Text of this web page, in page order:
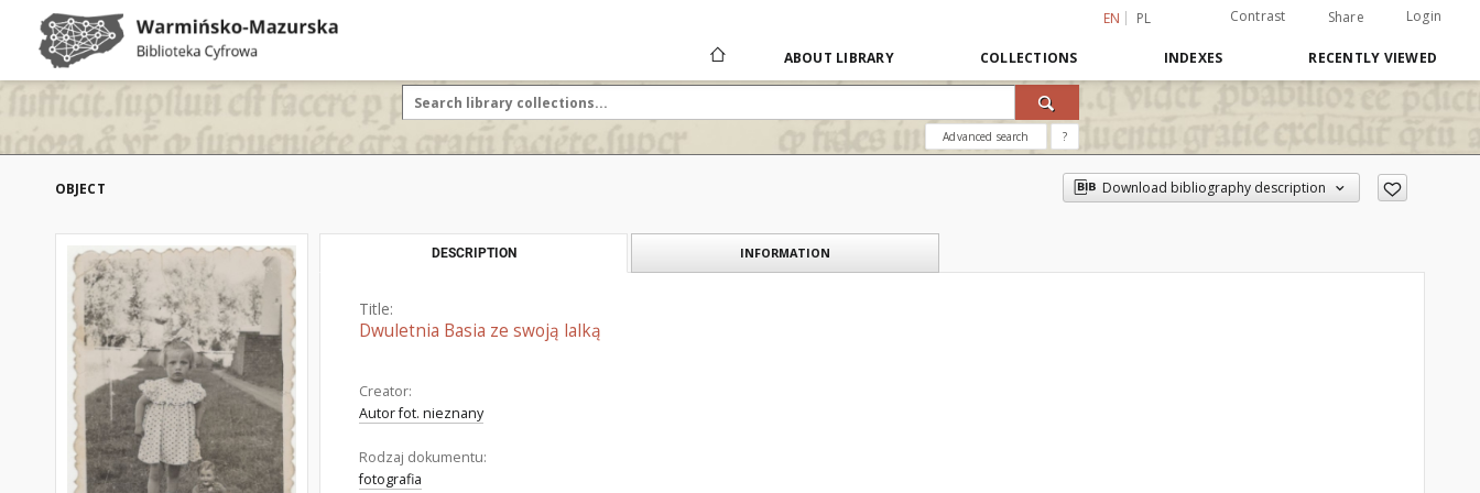
EN PL Contrast Share Login
ABOUT LIBRARY COLLECTIONS INDEXES RECENTLY VIEWED
Advanced search ?
OBJECT Download bibliography description
DESCRIPTION INFORMATION
Title:
Dwuletnia Basia ze swoją lalką
Creator:
Autor fot. nieznany
Rodzaj dokumentu:
fotografia